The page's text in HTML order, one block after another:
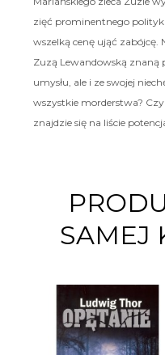
zięć prominentnego
wszelką cenę ująć zabójcę.
Zuzą Lewandowską znaną
umysłu, ale i ze swojej
wszystkie morderstwa?
znajdzie się na liście
SAMEJ